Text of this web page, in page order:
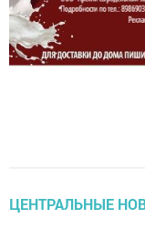
ЦЕНТРАЛЬНЫЕ